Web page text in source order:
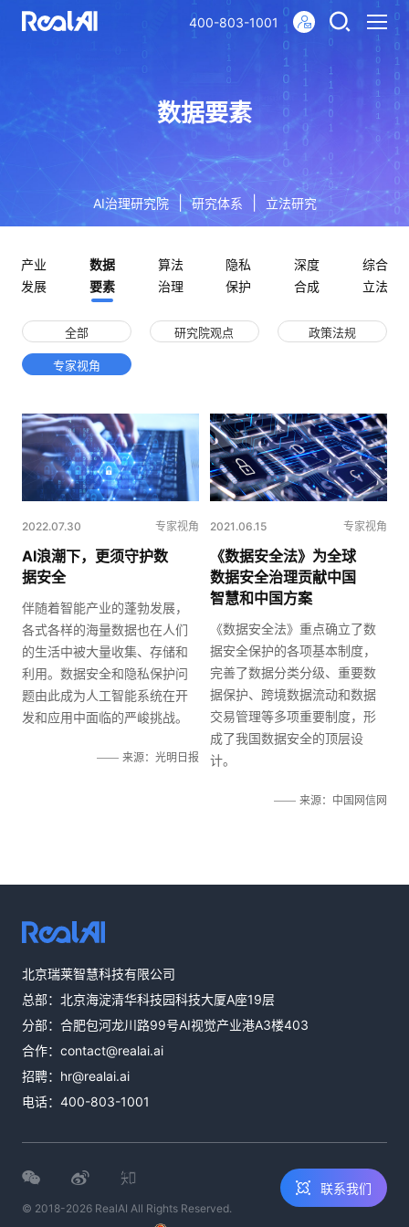
400-803-1001
数据要素
AI治理研究院 | 研究体系 立法研究
产业
发展
数据
要素
算法
治理
隐私
保护
深度
合成
综合
立法
全部 研究院观点 政策法规
专家视角
2022.07.30 专家视角
AI浪潮下，更须守护数
据安全
伴随着智能产业的蓬勃发展，
各式各样的海量数据也在人们
的生活中被大量收集、存储和
利用。数据安全和隐私保护问
题由此成为人工智能系统在开
发和应用中面临的严峻挑战。
来源：光明日报
2021.06.15 专家视角
《数据安全法》为全球
数据安全治理贡献中国
智慧和中国方案
《数据安全法》重点确立了数
据安全保护的各项基本制度，
完善了数据分类分级、重要数
据保护、跨境数据流动和数据
交易管理等多项重要制度，形
成了我国数据安全的顶层设
计。
来源：中国网信网
北京瑞莱智慧科技有限公司
总部：北京海淀清华科技园科技大厦A座19层
分部：合肥包河龙川路99号AI视觉产业港A3楼403
合作： contact@realai.ai
招聘： hr@realai.ai
电话： 400-803-1001
© 2018-2026 RealAI All Rights Reserved.
联系我们
邮件咨询
contact@realai.ai